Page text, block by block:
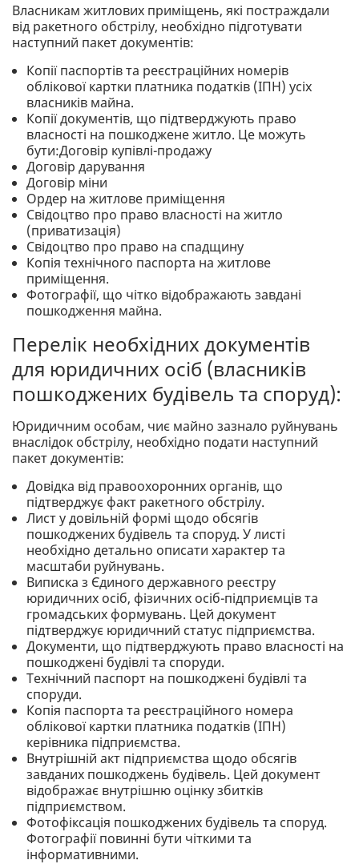
Власникам житлових приміщень, які постраждали
від ракетного обстрілу, необхідно підготувати
наступний пакет документів:
Копії паспортів та реєстраційних номерів
облікової картки платника податків (ІПН) усіх
власників майна.
Копії документів, що підтверджують право
власності на пошкоджене житло. Це можуть
бути:Договір купівлі-продажу
Договір дарування
Договір міни
Ордер на житлове приміщення
Свідоцтво про право власності на житло
(приватизація)
Свідоцтво про право на спадщину
Копія технічного паспорта на житлове
приміщення.
Фотографії, що чітко відображають завдані
пошкодження майна.
Перелік необхідних документів
для юридичних осіб (власників
пошкоджених будівель та споруд):
Юридичним особам, чиє майно зазнало руйнувань
внаслідок обстрілу, необхідно подати наступний
пакет документів:
Довідка від правоохоронних органів, що
підтверджує факт ракетного обстрілу.
Лист у довільній формі щодо обсягів
пошкоджених будівель та споруд. У листі
необхідно детально описати характер та
масштаби руйнувань.
Виписка з Єдиного державного реєстру
юридичних осіб, фізичних осіб-підприємців та
громадських формувань. Цей документ
підтверджує юридичний статус підприємства.
Документи, що підтверджують право власності на
пошкоджені будівлі та споруди.
Технічний паспорт на пошкоджені будівлі та
споруди.
Копія паспорта та реєстраційного номера
облікової картки платника податків (ІПН)
керівника підприємства.
Внутрішній акт підприємства щодо обсягів
завданих пошкоджень будівель. Цей документ
відображає внутрішню оцінку збитків
підприємством.
Фотофіксація пошкоджених будівель та споруд.
Фотографії повинні бути чіткими та
інформативними.